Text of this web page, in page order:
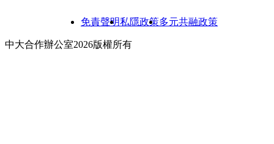
免責聲明私隱政策多元共融政策
中大合作辦公室2026版權所有